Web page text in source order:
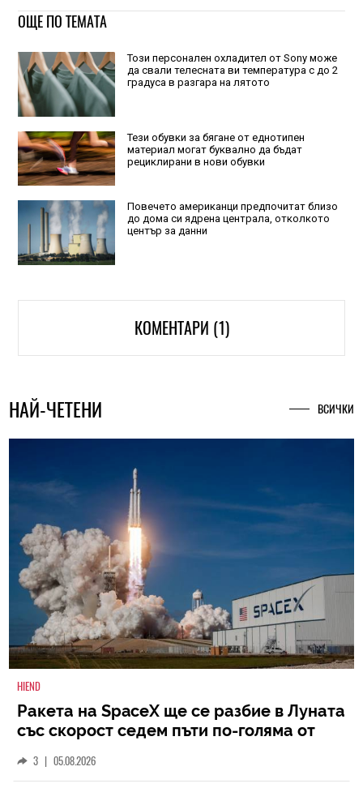
ОЩЕ ПО ТЕМАТА
Този персонален охладител от Sony може
да свали телесната ви температура с до 2
градуса в разгара на лятото
Тези обувки за бягане от еднотипен
материал могат буквално да бъдат
рециклирани в нови обувки
Повечето американци предпочитат близо
до дома си ядрена централа, отколкото
център за данни
КОМЕНТАРИ (1)
НАЙ-ЧЕТЕНИ ВСИЧКИ
HIEND
Ракета на SpaceX ще се разбие в Луната
със скорост седем пъти по-голяма от
3 | 05.08.2026